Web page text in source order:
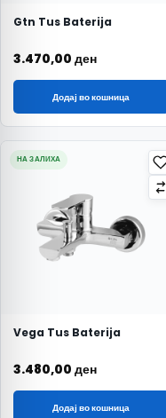
Gtn Tus Baterija
3.470,00 ден
Додај во кошница
НА ЗАЛИХА
Vega Tus Baterija
3.480,00 ден
Додај во кошница